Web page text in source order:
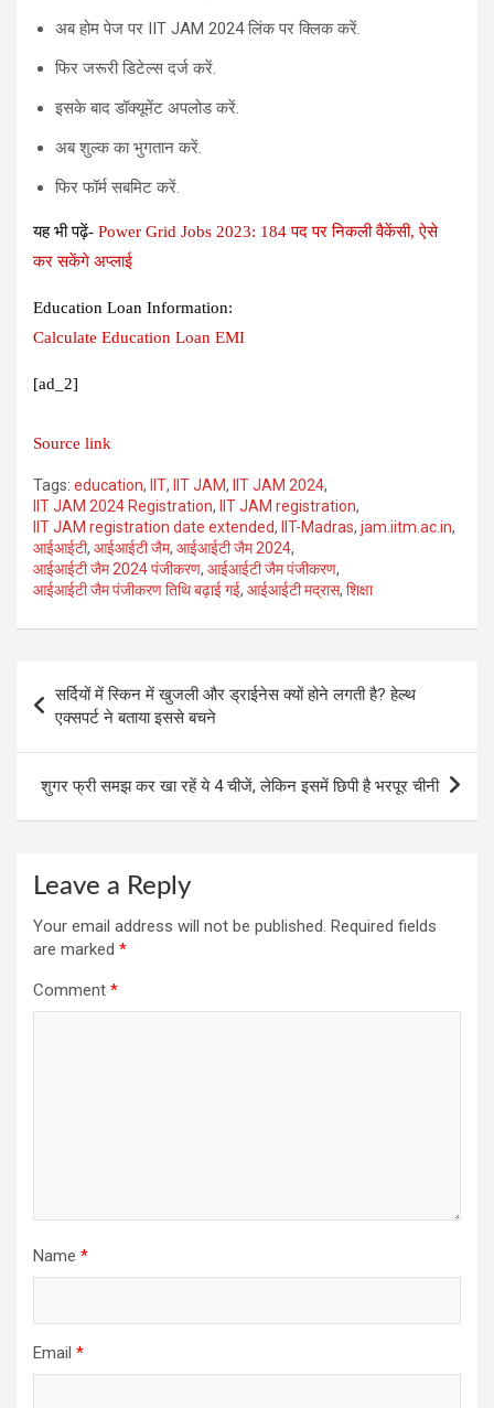
अब होम पेज पर IIT JAM 2024 लिंक पर क्लिक करें.
फिर जरूरी डिटेल्स दर्ज करें.
इसके बाद डॉक्यूमेंट अपलोड करें.
अब शुल्क का भुगतान करें.
फिर फॉर्म सबमिट करें.
यह भी पढ़ें- Power Grid Jobs 2023: 184 पद पर निकली वैकेंसी, ऐसे
कर सकेंगे अप्लाई
Education Loan Information:
Calculate Education Loan EMI
[ad_2]
Source link
Tags: education, IIT, IIT JAM, IIT JAM 2024,
IIT JAM 2024 Registration, IIT JAM registration,
IIT JAM registration date extended, IIT-Madras, jam.iitm.ac.in,
आईआईटी, आईआईटी जैम, आईआईटी जैम 2024,
आईआईटी जैम 2024 पंजीकरण, आईआईटी जैम पंजीकरण,
आईआईटी जैम पंजीकरण तिथि बढ़ाई गई, आईआईटी मद्रास, शिक्षा
navigation
सर्दियों में स्किन में खुजली और ड्राईनेस क्यों होने लगती है? हेल्थ
एक्सपर्ट ने बताया इससे बचने
शुगर फ्री समझ कर खा रहें ये 4 चीजें, लेकिन इसमें छिपी है भरपूर चीनी
Leave a Reply
Your email address will not be published. Required fields
are marked *
Comment *
Name *
Email *